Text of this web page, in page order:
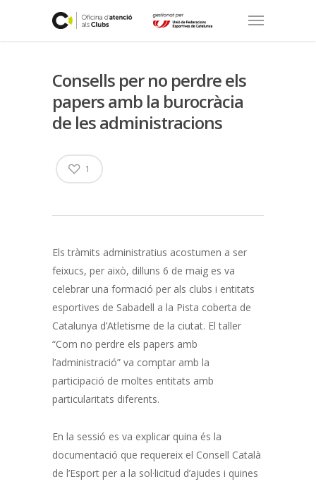
Consells per no perdre els
papers amb la burocràcia
de les administracions
1
Els tràmits administratius acostumen a ser
feixucs, per això, dilluns 6 de maig es va
celebrar una formació per als clubs i entitats
esportives de Sabadell a la Pista coberta de
Catalunya d’Atletisme de la ciutat. El taller
“Com no perdre els papers amb
l’administració” va comptar amb la
participació de moltes entitats amb
particularitats diferents.
En la sessió es va explicar quina és la
documentació que requereix el Consell Català
de l’Esport per a la sol·licitud d’ajudes i quines